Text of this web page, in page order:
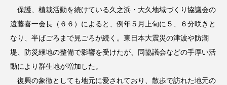
保護、植栽活動を続けている久之浜・大久地域づくり協議会の
遠藤喜一会長（６６）によると、例年５月上旬に５、６分咲きと
なり、半ばごろまで見ごろが続く。東日本大震災の津波や防潮
堤、防災緑地の整備で影響を受けたが、同協議会などの手厚い活
動により群生地が増加した。
復興の象徴としても地元に愛されており、散歩で訪れた地元の